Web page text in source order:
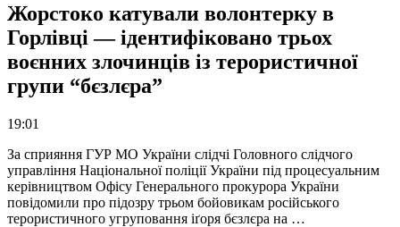
Жорстоко катували волонтерку в
Горлівці — ідентифіковано трьох
воєнних злочинців із терористичної
групи “бєзлєра”
19:01
За сприяння ГУР МО України слідчі Головного слідчого
управління Національної поліції України під процесуальним
керівництвом Офісу Генерального прокурора України
повідомили про підозру трьом бойовикам російського
терористичного угруповання іґоря бєзлєра на …